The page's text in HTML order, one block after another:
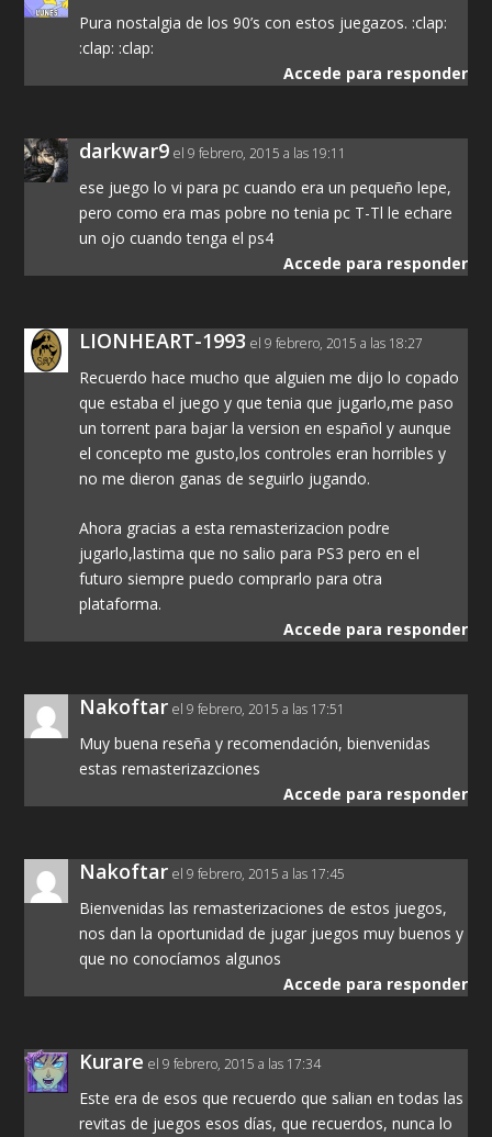
Pura nostalgia de los 90’s con estos juegazos. :clap:
:clap: :clap:
Accede para responder
darkwar9 el 9 febrero, 2015 a las 19:11
ese juego lo vi para pc cuando era un pequeño lepe,
pero como era mas pobre no tenia pc T-Tl le echare
un ojo cuando tenga el ps4
Accede para responder
LIONHEART-1993 el 9 febrero, 2015 a las 18:27
Recuerdo hace mucho que alguien me dijo lo copado
que estaba el juego y que tenia que jugarlo,me paso
un torrent para bajar la version en español y aunque
el concepto me gusto,los controles eran horribles y
no me dieron ganas de seguirlo jugando.
Ahora gracias a esta remasterizacion podre
jugarlo,lastima que no salio para PS3 pero en el
futuro siempre puedo comprarlo para otra
plataforma.
Accede para responder
Nakoftar el 9 febrero, 2015 a las 17:51
Muy buena reseña y recomendación, bienvenidas
estas remasterizazciones
Accede para responder
Nakoftar el 9 febrero, 2015 a las 17:45
Bienvenidas las remasterizaciones de estos juegos,
nos dan la oportunidad de jugar juegos muy buenos y
que no conocíamos algunos
Accede para responder
Kurare el 9 febrero, 2015 a las 17:34
Este era de esos que recuerdo que salian en todas las
revitas de juegos esos días, que recuerdos, nunca lo